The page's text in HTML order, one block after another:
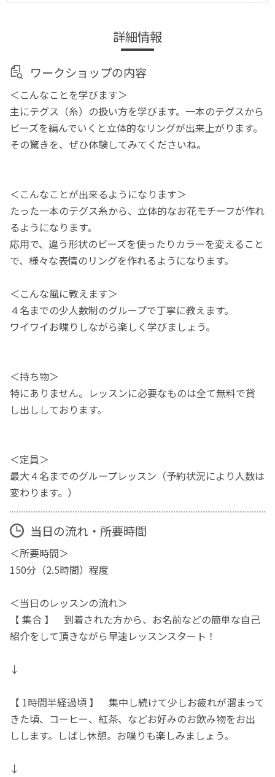
詳細情報
ワークショップの内容
＜こんなことを学びます＞
主にテグス（糸）の扱い方を学びます。一本のテグスから
ビーズを編んでいくと立体的なリングが出来上がります。
その驚きを、ぜひ体験してみてくださいね。
＜こんなことが出来るようになります＞
たった一本のテグス糸から、立体的なお花モチーフが作れ
るようになります。
応用で、違う形状のビーズを使ったりカラーを変えること
で、様々な表情のリングを作れるようになります。
＜こんな風に教えます＞
４名までの少人数制のグループで丁寧に教えます。
ワイワイお喋りしながら楽しく学びましょう。
＜持ち物＞
特にありません。レッスンに必要なものは全て無料で貸
し出ししております。
＜定員＞
最大４名までのグループレッスン（予約状況により人数は
変わります。）
当日の流れ・所要時間
＜所要時間＞
150分（2.5時間）程度
＜当日のレッスンの流れ＞
【 集合 】 到着された方から、お名前などの簡単な自己
紹介をして頂きながら早速レッスンスタート！
↓
【 1時間半経過頃 】 集中し続けて少しお疲れが溜まって
きた頃、コーヒー、紅茶、などお好みのお飲み物をお出
しします。しばし休憩。お喋りも楽しみましょう。
↓